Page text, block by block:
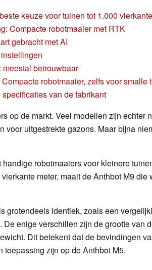
keuze voor tuinen tot 1.000
Compacte robotmaaier met RTK
gebracht met AI
betrouwbaar
robotmaaier, zelfs voor smalle
van de fabrikant
op de markt. Veel modellen zijn echter
voor uitgestrekte gazons. Maar bijna
robotmaaiers voor kleinere
meter, maait de Anthbot M9 die
grotendeels identiek, zoals een
enige verschillen zijn de grootte van
Dit betekent dat de bevindingen
toepassing zijn op de Anthbot M5.